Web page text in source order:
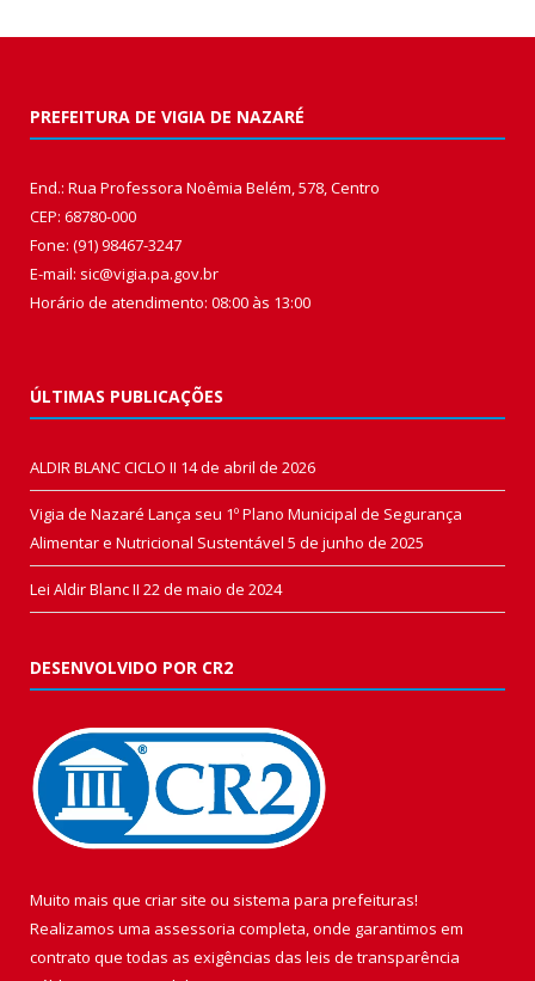
PREFEITURA DE VIGIA DE NAZARÉ
End.: Rua Professora Noêmia Belém, 578, Centro
CEP: 68780-000
Fone: (91) 98467-3247
E-mail: sic@vigia.pa.gov.br
Horário de atendimento: 08:00 às 13:00
ÚLTIMAS PUBLICAÇÕES
ALDIR BLANC CICLO II 14 de abril de 2026
Vigia de Nazaré Lança seu 1º Plano Municipal de Segurança
Alimentar e Nutricional Sustentável 5 de junho de 2025
Lei Aldir Blanc II 22 de maio de 2024
DESENVOLVIDO POR CR2
Muito mais que criar site ou sistema para prefeituras!
Realizamos uma assessoria completa, onde garantimos em
contrato que todas as exigências das leis de transparência